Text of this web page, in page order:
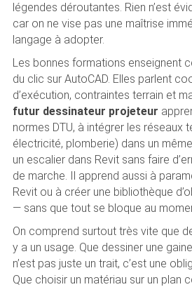
légendes déroutantes. Rien n’est
car on ne vise pas une maîtrise
langage à adopter.
Les bonnes formations enseignent
du clic sur AutoCAD. Elles parlent
d’exécution, contraintes terrain et
futur dessinateur projeteur
normes DTU, à intégrer les réseaux
électricité, plomberie) dans un
un escalier dans Revit sans faire
de marche. Il apprend aussi à
Revit ou à créer une bibliothèque
— sans que tout se bloque au
On comprend surtout très vite que
y a un usage. Que dessiner une
n’est pas juste un trait, c’est une
Que choisir un matériau sur un plan